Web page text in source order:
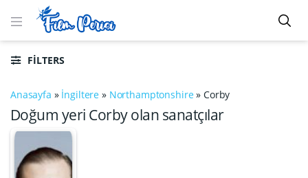
FILTERS
Anasayfa » İngiltere » Northamptonshire» Corby
Doğum yeri Corby olan sanatçılar